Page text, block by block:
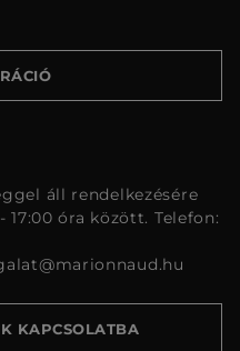
áll rendelkezésére
óra között. Telefon:
KAPCSOLATBA